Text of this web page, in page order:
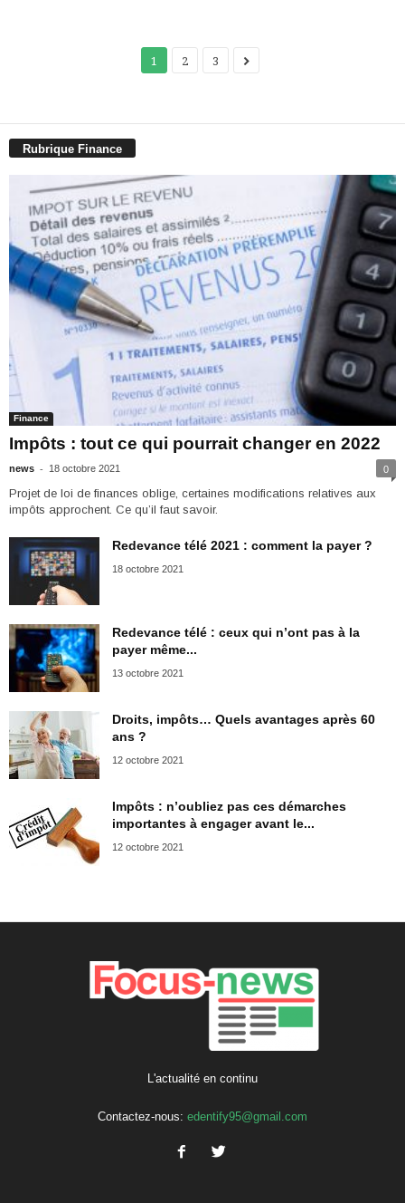
1 2 3
Rubrique Finance
Finance
Impôts : tout ce qui pourrait changer en 2022
news - 18 octobre 2021 0
Projet de loi de finances oblige, certaines modifications relatives aux
impôts approchent. Ce qu’il faut savoir.
Redevance télé 2021 : comment la payer ?
18 octobre 2021
Redevance télé : ceux qui n’ont pas à la
payer même...
13 octobre 2021
Droits, impôts… Quels avantages après 60
ans ?
12 octobre 2021
Impôts : n’oubliez pas ces démarches
importantes à engager avant le...
12 octobre 2021
L'actualité en continu
Contactez-nous: edentify95@gmail.com